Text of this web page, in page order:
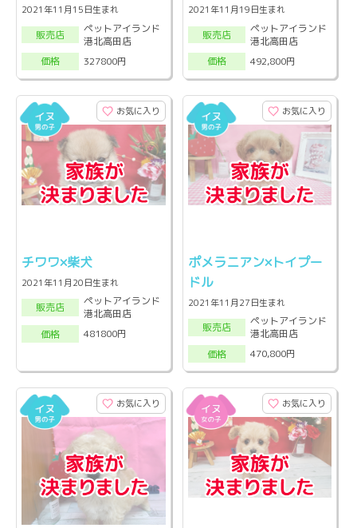
2021年11月15日生まれ
販売店
ペットアイランド
港北高田店
価格
327800円
2021年11月19日生まれ
販売店
ペットアイランド
港北高田店
価格
492,800円
お気に入り
チワワ×柴犬
2021年11月20日生まれ
販売店
ペットアイランド
港北高田店
価格
481800円
お気に入り
ポメラニアン×トイプー
ドル
2021年11月27日生まれ
販売店
ペットアイランド
港北高田店
価格
470,800円
お気に入り お気に入り